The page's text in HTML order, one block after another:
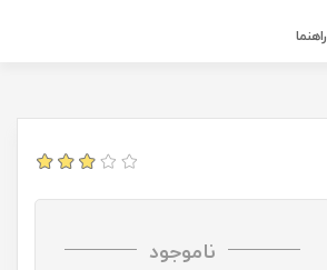
راهنما
ناموجود